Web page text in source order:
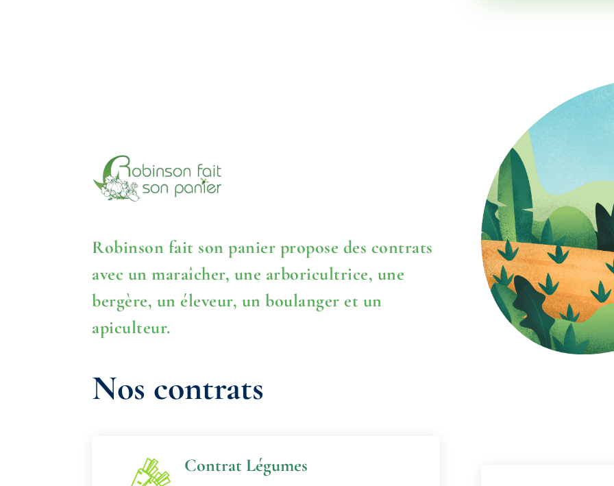
Robinson fait son panier propose des contrats
avec un maraîcher, une arboricultrice, une
bergère, un éleveur, un boulanger et un
apiculteur.
Nos contrats
Contrat Légumes